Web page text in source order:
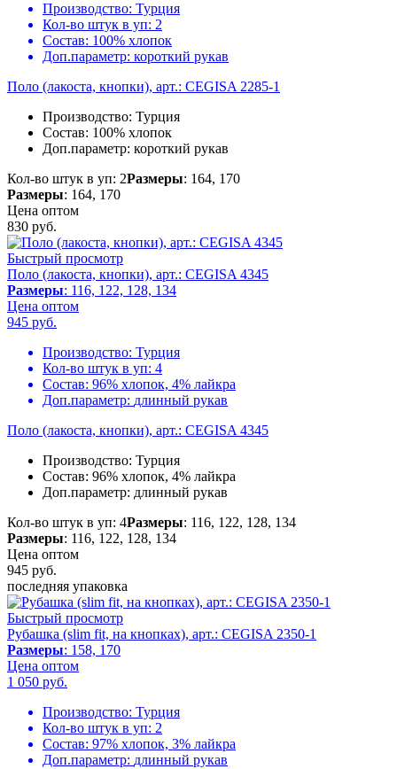
Производство: Турция
Кол-во штук в уп: 2
Состав: 100% хлопок
Доп.параметр: короткий рукав
Поло (лакоста, кнопки), арт.: CEGISA 2285-1
Производство: Турция
Состав: 100% хлопок
Доп.параметр: короткий рукав
Кол-во штук в уп: 2Размеры: 164, 170
Размеры: 164, 170
Цена оптом
830 руб.
Быстрый просмотр
Поло (лакоста, кнопки), арт.: CEGISA 4345
Размеры: 116, 122, 128, 134
Цена оптом
945 руб.
Производство: Турция
Кол-во штук в уп: 4
Состав: 96% хлопок, 4% лайкра
Доп.параметр: длинный рукав
Поло (лакоста, кнопки), арт.: CEGISA 4345
Производство: Турция
Состав: 96% хлопок, 4% лайкра
Доп.параметр: длинный рукав
Кол-во штук в уп: 4Размеры: 116, 122, 128, 134
Размеры: 116, 122, 128, 134
Цена оптом
945 руб.
последняя упаковка
Быстрый просмотр
Рубашка (slim fit, на кнопках), арт.: CEGISA 2350-1
Размеры: 158, 170
Цена оптом
1 050 руб.
Производство: Турция
Кол-во штук в уп: 2
Состав: 97% хлопок, 3% лайкра
Доп.параметр: длинный рукав